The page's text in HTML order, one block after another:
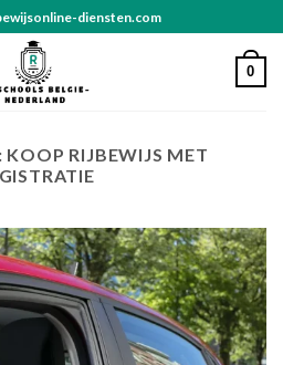
diensten.com
0
KOOP RIJBEWIJS MET